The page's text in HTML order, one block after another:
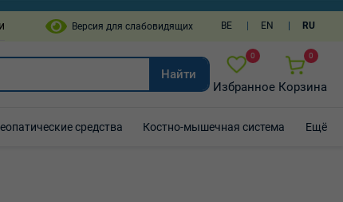
BE EN RU
Найти
0
Избранное
0
Корзина
средства Костно-мышечная система Ещё